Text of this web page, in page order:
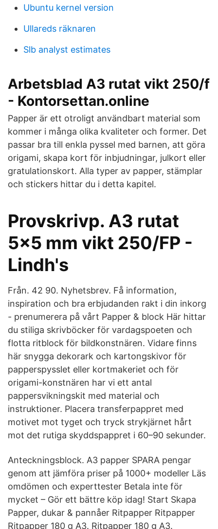
Ubuntu kernel version
Ullareds räknaren
Slb analyst estimates
Arbetsblad A3 rutat vikt 250/f
- Kontorsettan.online
Papper är ett otroligt användbart material som
kommer i många olika kvaliteter och former. Det
passar bra till enkla pyssel med barnen, att göra
origami, skapa kort för inbjudningar, julkort eller
gratulationskort. Alla typer av papper, stämplar
och stickers hittar du i detta kapitel.
Provskrivp. A3 rutat
5x5 mm vikt 250/FP -
Lindh's
Från. 42 90. Nyhetsbrev. Få information,
inspiration och bra erbjudanden rakt i din inkorg
- prenumerera på vårt Papper & block Här hittar
du stiliga skrivböcker för vardagspoeten och
flotta ritblock för bildkonstnären. Vidare finns
här snygga dekorark och kartongskivor för
papperspysslet eller kortmakeriet och för
origami-konstnären har vi ett antal
pappersvikningskit med material och
instruktioner. Placera transferpappret med
motivet mot tyget och tryck strykjärnet hårt
mot det rutiga skyddspappret i 60–90 sekunder.
Anteckningsblock. A3 papper SPARA pengar
genom att jämföra priser på 1000+ modeller Läs
omdömen och experttester Betala inte för
mycket – Gör ett bättre köp idag! Start Skapa
Papper, dukar & pannåer Ritpapper Ritpapper
Ritpapper 180 g A3. Ritpapper 180 g A3.